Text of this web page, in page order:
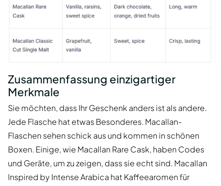
Zusammenfassung einzigartiger
Merkmale
Sie möchten, dass Ihr Geschenk anders ist als andere.
Jede Flasche hat etwas Besonderes. Macallan-
Flaschen sehen schick aus und kommen in schönen
Boxen. Einige, wie Macallan Rare Cask, haben Codes
und Geräte, um zu zeigen, dass sie echt sind. Macallan
Inspired by Intense Arabica hat Kaffeearomen für